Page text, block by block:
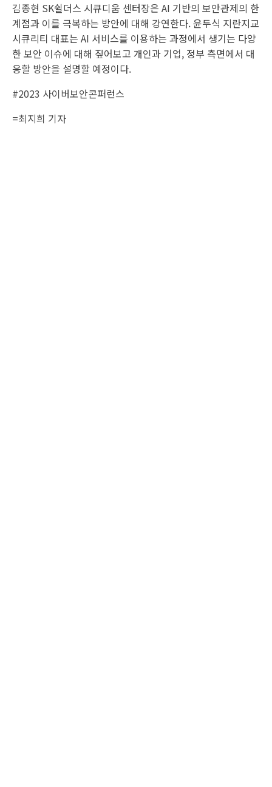
김종현 SK쉴더스 시큐디움 센터장은 AI 기반의 보안관제의 한
계점과 이를 극복하는 방안에 대해 강연한다. 윤두식 지란지교
시큐리티 대표는 AI 서비스를 이용하는 과정에서 생기는 다양
한 보안 이슈에 대해 짚어보고 개인과 기업, 정부 측면에서 대
응할 방안을 설명할 예정이다.
#2023 사이버보안콘퍼런스
=최지희 기자